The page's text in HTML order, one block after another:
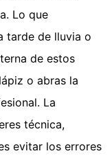
Lo que
tarde de lluvia o
de estos
o abras la
La
técnica,
evitar los errores